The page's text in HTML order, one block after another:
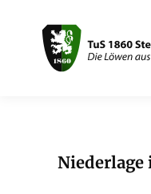
Niederlage